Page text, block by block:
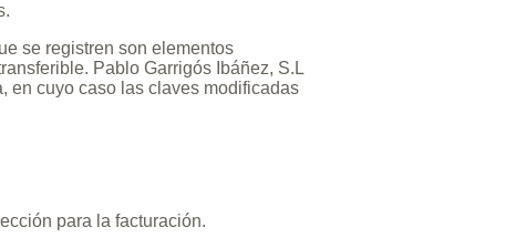
se registren son elementos
Pablo Garrigós Ibáñez, S.L
en cuyo caso las claves modificadas
para la facturación.